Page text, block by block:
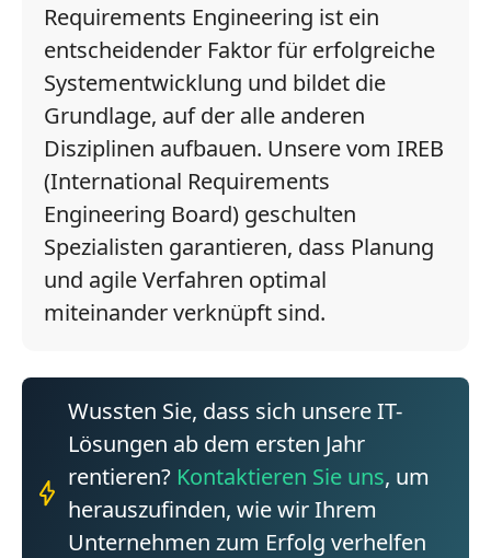
Requirements Engineering ist ein
entscheidender Faktor für erfolgreiche
Systementwicklung und bildet die
Grundlage, auf der alle anderen
Disziplinen aufbauen. Unsere vom IREB
(International Requirements
Engineering Board) geschulten
Spezialisten garantieren, dass Planung
und agile Verfahren optimal
miteinander verknüpft sind.
Wussten Sie, dass sich unsere IT-
Lösungen ab dem ersten Jahr
rentieren? Kontaktieren Sie uns, um
herauszufinden, wie wir Ihrem
Unternehmen zum Erfolg verhelfen